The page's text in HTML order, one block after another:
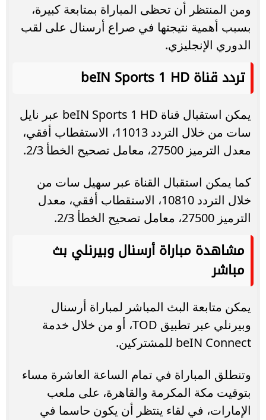
ومن المنتظر أن تحظى المباراة بمتابعة كبيرة،
بسبب أهمية نتيجتها في صراع أرسنال على لقب
الدوري الإنجليزي.
تردد قناة beIN Sports 1 HD
يمكن استقبال قناة beIN Sports 1 HD عبر نايل
سات من خلال التردد 11013، الاستقطاب أفقي،
معدل الترميز 27500، معامل تصحيح الخطأ 2/3.
كما يمكن استقبال القناة عبر سهيل سات من
خلال التردد 10810، الاستقطاب أفقي، معدل
الترميز 27500، معامل تصحيح الخطأ 2/3.
مشاهدة مباراة أرسنال وبيرنلي بث
مباشر
يمكن متابعة البث المباشر لمباراة أرسنال
وبيرنلي عبر تطبيق TOD، أو من خلال خدمة
beIN Connect للمشتركين.
وتنطلق المباراة في تمام الساعة العاشرة مساء
بتوقيت مكة المكرمة والقاهرة، على ملعب
الإمارات، في لقاء ينتظر أن يكون حاسما في